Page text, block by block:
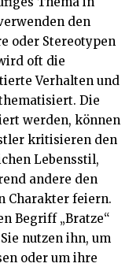
den
oder Stereotypen
oft die
Verhalten und
Die
werden, können
kritisieren den
Lebensstil,
andere den
Charakter feiern.
Begriff „Bratze“
nutzen ihn, um
oder um ihre